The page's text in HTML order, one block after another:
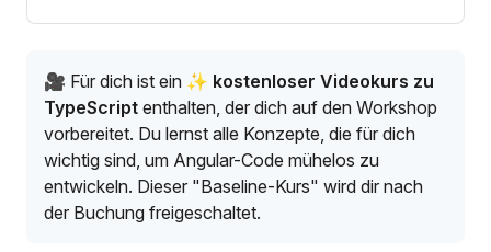
🎥 Für dich ist ein ✨ kostenloser Videokurs zu
TypeScript enthalten, der dich auf den Workshop
vorbereitet. Du lernst alle Konzepte, die für dich
wichtig sind, um Angular-Code mühelos zu
entwickeln. Dieser "Baseline-Kurs" wird dir nach
der Buchung freigeschaltet.